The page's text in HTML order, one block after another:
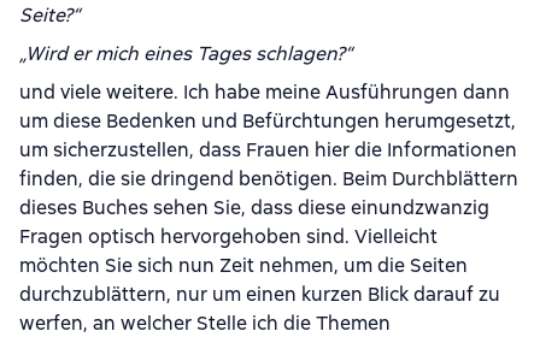
Seite?“
„Wird er mich eines Tages schlagen?“
und viele weitere. Ich habe meine Ausführungen dann
um diese Bedenken und Befürchtungen herumgesetzt,
um sicherzustellen, dass Frauen hier die Informationen
finden, die sie dringend benötigen. Beim Durchblättern
dieses Buches sehen Sie, dass diese einundzwanzig
Fragen optisch hervorgehoben sind. Vielleicht
möchten Sie sich nun Zeit nehmen, um die Seiten
durchzublättern, nur um einen kurzen Blick darauf zu
werfen, an welcher Stelle ich die Themen